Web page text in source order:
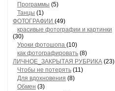
Программы (5)
Танцы (1)
ФОТОГРАФИИ (49)
красивые фотографии и картинки
(30)
Уроки фотошопа (10)
как фотографировать (8)
ЛИЧНОЕ_ЗАКРЫТАЯ РУБРИКА (23)
Чтобы не потерять (11)
Для вдохновения (8)
Обмен (3)